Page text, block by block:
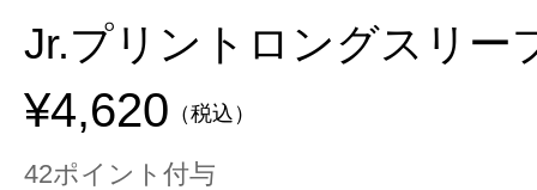
Jr.プリントロングスリー
¥4,620 （税込）
42ポイント付与